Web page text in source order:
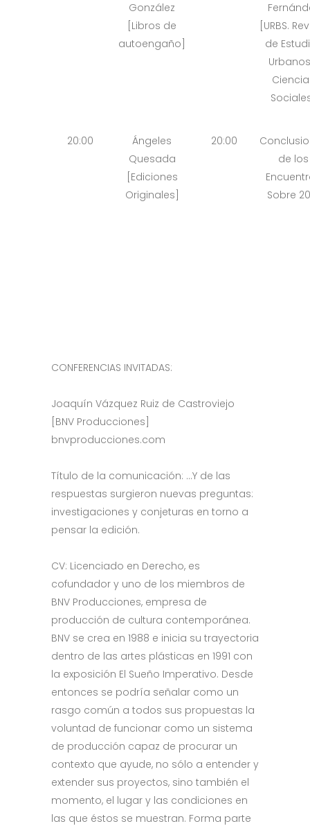
González
[Libros de
autoengaño]
[URBS.
de
20:00
Ángeles
Quesada
[Ediciones
Originales]
20:00
de los
Sobre
CONFERENCIAS INVITADAS:
Joaquín Vázquez Ruiz de Castroviejo
[BNV Producciones]
bnvproducciones.com
Título de la comunicación: …Y de las
respuestas surgieron nuevas preguntas:
investigaciones y conjeturas en torno a
pensar la edición.
CV: Licenciado en Derecho, es
cofundador y uno de los miembros de
BNV Producciones, empresa de
producción de cultura contemporánea.
BNV se crea en 1988 e inicia su trayectoria
dentro de las artes plásticas en 1991 con
la exposición El Sueño Imperativo. Desde
entonces se podría señalar como un
rasgo común a todos sus propuestas la
voluntad de funcionar como un sistema
de producción capaz de procurar un
contexto que ayude, no sólo a entender y
extender sus proyectos, sino también el
momento, el lugar y las condiciones en
las que éstos se muestran. Forma parte